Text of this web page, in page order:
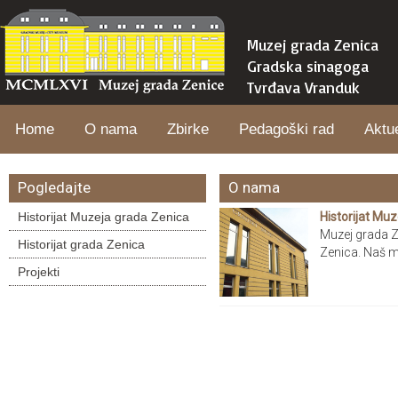
Muzej grada Zenica
Gradska sinagoga
Tvrđava Vranduk
Home O nama Zbirke Pedagoški rad
Pogledajte
Historijat Muzeja grada Zenica
Historijat grada Zenica
Projekti
O nama
Historijat
Muzej grada
Zenica. Naš